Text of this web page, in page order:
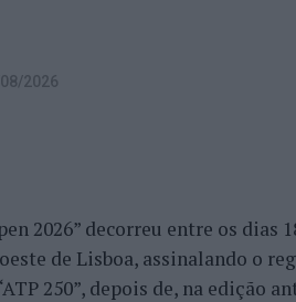
seu desenvolvimento depende
2026
2026” decorreu entre os dias
de Lisboa, assinalando o
250”, depois de, na edição